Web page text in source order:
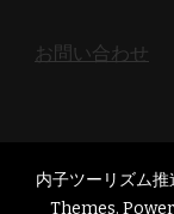
お問い合わせ
内子ツーリズム
Themes.